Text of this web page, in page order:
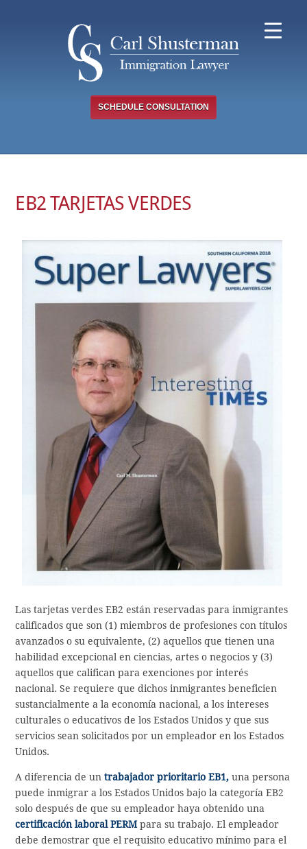
SCHEDULE CONSULTATION
EB2 TARJETAS VERDES
Las tarjetas verdes EB2 están reservadas para inmigrantes
calificados que son (1) miembros de profesiones con títulos
avanzados o su equivalente, (2) aquellos que tienen una
habilidad excepcional en ciencias, artes o negocios y (3)
aquellos que califican para exenciones por interés
nacional. Se requiere que dichos inmigrantes beneficien
sustancialmente a la economía nacional, a los intereses
culturales o educativos de los Estados Unidos y que sus
servicios sean solicitados por un empleador en los Estados
Unidos.
A diferencia de untrabajador prioritario EB1, una persona
puede inmigrar a los Estados Unidos bajo la categoría EB2
solo después de que su empleador haya obtenido una
certificación laboral PERM para su trabajo. El empleador
debe demostrar que el requisito educativo mínimo para el